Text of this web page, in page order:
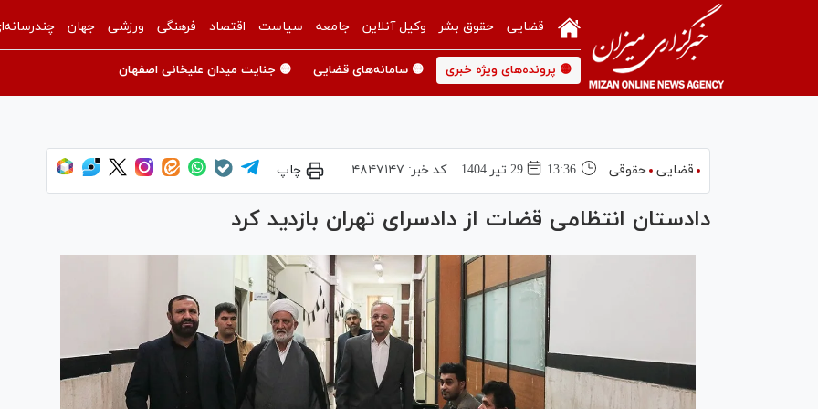
قضایی حقوق بشر وکیل آنلاین جامعه سیاست اقتصاد فرهنگی ورزشی جهان
🟡 پرونده‌های ویژه خبری 🟡 سامانه‌های قضایی 🟡 جنایت میدان علیخانی اصفهان
قضایی حقوقی 13:36 29 تير 1404 کد خبر: ۴۸۴۷۱۴۷ چاپ
دادستان انتظامی قضات از دادسرای تهران بازدید کرد